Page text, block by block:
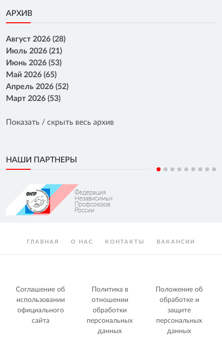
АРХИВ
Август 2026 (28)
Июль 2026 (21)
Июнь 2026 (53)
Май 2026 (65)
Апрель 2026 (52)
Март 2026 (53)
Показать / скрыть весь архив
НАШИ ПАРТНЕРЫ
ГЛАВНАЯ О НАС КОНТАКТЫ ВАКАНСИИ
Соглашение об
использовании
официального
сайта
Политика в
отношении
обработки
персональных
данных
Положение об
обработке и
защите
персональных
данных